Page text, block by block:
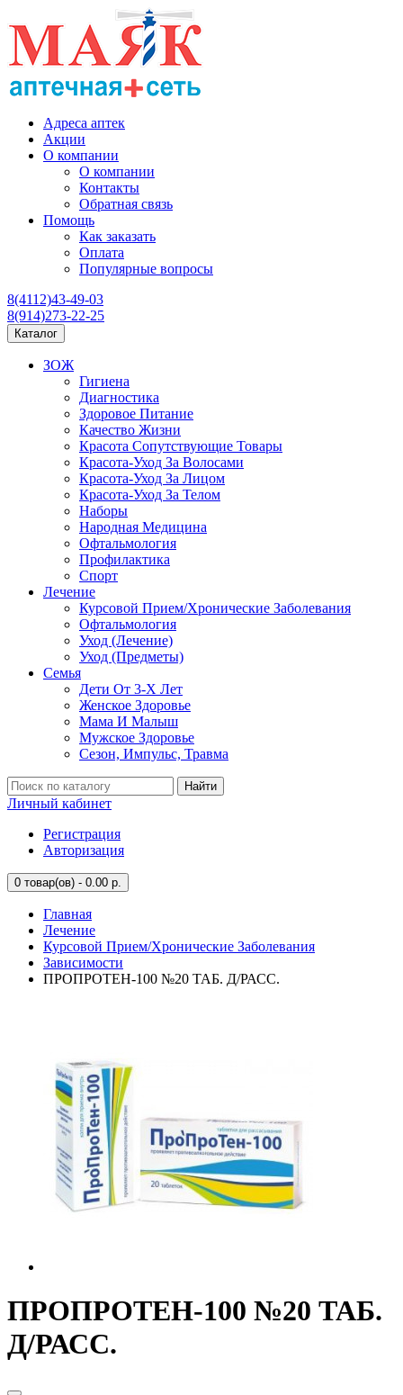
Адреса аптек
Акции
О компании
О компании
Контакты
Обратная связь
Помощь
Как заказать
Оплата
Популярные вопросы
8(4112)43-49-03
8(914)273-22-25
Каталог
ЗОЖ
Гигиена
Диагностика
Здоровое Питание
Качество Жизни
Красота Сопутствующие Товары
Красота-Уход За Волосами
Красота-Уход За Лицом
Красота-Уход За Телом
Наборы
Народная Медицина
Офтальмология
Профилактика
Спорт
Лечение
Курсовой Прием/Хронические Заболевания
Офтальмология
Уход (Лечение)
Уход (Предметы)
Семья
Дети От 3-Х Лет
Женское Здоровье
Мама И Малыш
Мужское Здоровье
Сезон, Импульс, Травма
Найти
Личный кабинет
Регистрация
Авторизация
0 товар(ов) - 0.00 р.
Главная
Лечение
Курсовой Прием/Хронические Заболевания
Зависимости
ПРОПРОТЕН-100 №20 ТАБ. Д/РАСС.
ПРОПРОТЕН-100 №20 ТАБ.
Д/РАСС.